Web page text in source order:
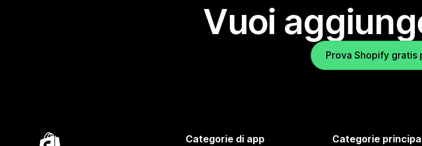
Vuoi
Prova Shopify gratis
Categorie di app Categorie